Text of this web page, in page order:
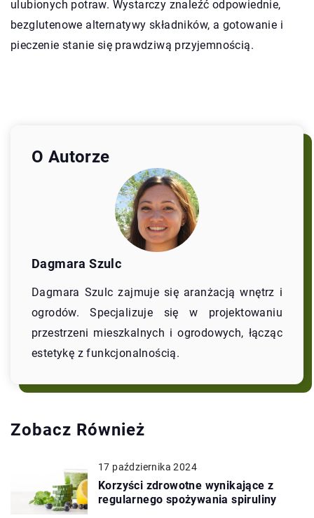
ulubionych potraw. Wystarczy znaleźć odpowiednie,
bezglutenowe alternatywy składników, a gotowanie i
pieczenie stanie się prawdziwą przyjemnością.
O Autorze
Dagmara Szulc
Dagmara Szulc zajmuje się aranżacją wnętrz i
ogrodów. Specjalizuje się w projektowaniu
przestrzeni mieszkalnych i ogrodowych, łącząc
estetykę z funkcjonalnością.
Zobacz Również
17 października 2024
Korzyści zdrowotne wynikające z
regularnego spożywania spiruliny